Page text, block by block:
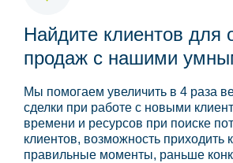
Найдите клиентов для
продаж с нашими
Мы помогаем увеличить в 4 раза
сделки при работе с новыми
времени и ресурсов при поиске
клиентов, возможность приходить
правильные моменты, раньше